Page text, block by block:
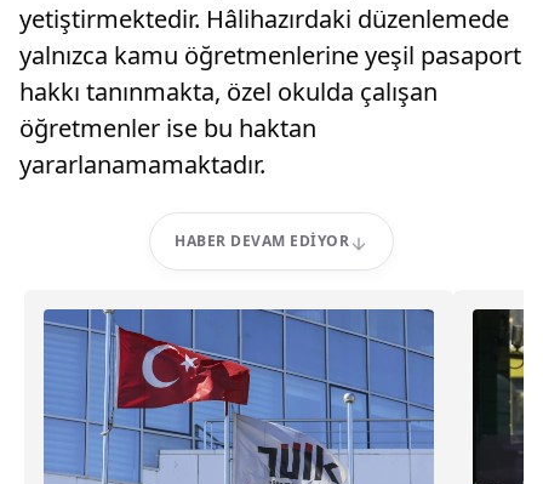
yetiştirmektedir. Hâlihazırdaki düzenlemede
yalnızca kamu öğretmenlerine yeşil pasaport
hakkı tanınmakta, özel okulda çalışan
öğretmenler ise bu haktan
yararlanamamaktadır.
HABER DEVAM EDIYOR